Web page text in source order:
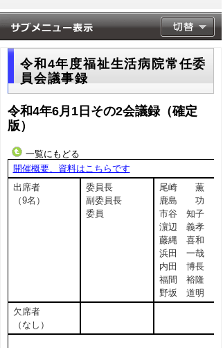
令和4年度福祉生活病院常任委
員会議事録
令和4年6月1日その2会議録（確定
版）
一覧にもどる
開催概要、資料はこちらです
出席者
（9名）
委員長
副委員長
委員
尾崎 薫
鹿島 功
市谷 知子
濵辺 義孝
藤縄 喜和
浜田 一哉
内田 博長
福間 裕隆
野坂 道明
欠席者
（なし）